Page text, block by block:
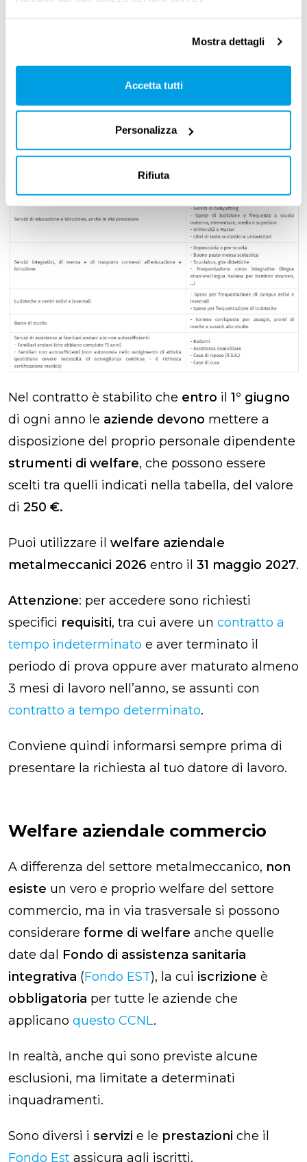
Mostra dettagli
Accetta tutti
Personalizza
Rifiuta
Nel contratto è stabilito che entro il 1° giugno
di ogni anno le aziende devono mettere a
disposizione del proprio personale dipendente
strumenti di welfare, che possono essere
scelti tra quelli indicati nella tabella, del valore
di 250 €.
Puoi utilizzare il welfare aziendale
metalmeccanici 2026 entro il 31 maggio 2027.
Attenzione: per accedere sono richiesti
specifici requisiti, tra cui avere un contratto a
tempo indeterminato e aver terminato il
periodo di prova oppure aver maturato almeno
3 mesi di lavoro nell’anno, se assunti con
contratto a tempo determinato.
Conviene quindi informarsi sempre prima di
presentare la richiesta al tuo datore di lavoro.
Welfare aziendale commercio
A differenza del settore metalmeccanico, non
esiste un vero e proprio welfare del settore
commercio, ma in via trasversale si possono
considerare forme di welfare anche quelle
date dal
Fondo di assistenza sanitaria
integrativa (Fondo EST), la cui iscrizione è
obbligatoria per tutte le aziende che
applicano questo CCNL.
In realtà, anche qui sono previste alcune
esclusioni, ma limitate a determinati
inquadramenti.
Sono diversi i servizi e le prestazioni che il
Fondo Est assicura agli iscritti.